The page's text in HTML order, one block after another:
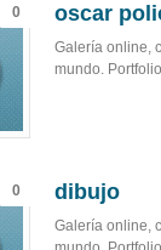
0 oscar
Galería online,
mundo.
0 dibujo
Galería online,